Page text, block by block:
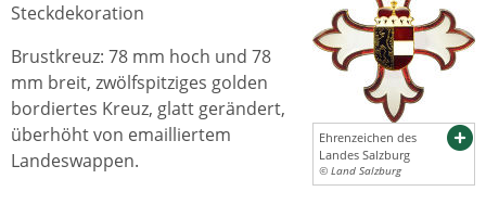
Ehrenzeichen des
Landes Salzburg
© Land Salzburg
Steckdekoration
Brustkreuz: 78 mm hoch und 78
mm breit, zwölfspitziges golden
bordiertes Kreuz, glatt gerändert,
überhöht von emailliertem
Landeswappen.